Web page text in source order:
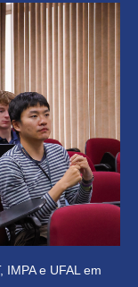
e UFAL em